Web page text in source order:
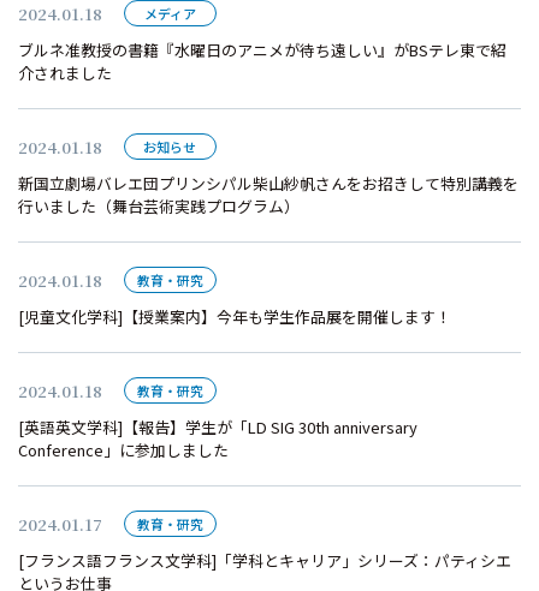
2024.01.18 メディア
ブルネ准教授の書籍『水曜日のアニメが待ち遠しい』がBSテレ東で紹
介されました
2024.01.18 お知らせ
新国立劇場バレエ団プリンシパル柴山紗帆さんをお招きして特別講義を
行いました（舞台芸術実践プログラム）
2024.01.18 教育・研究
[児童文化学科]【授業案内】今年も学生作品展を開催します！
2024.01.18 教育・研究
[英語英文学科]【報告】学生が「LD SIG 30th anniversary
Conference」に参加しました
2024.01.17 教育・研究
[フランス語フランス文学科]「学科とキャリア」シリーズ：パティシエ
というお仕事